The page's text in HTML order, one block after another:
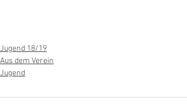
Jugend 18/19
Aus dem Verein
Jugend